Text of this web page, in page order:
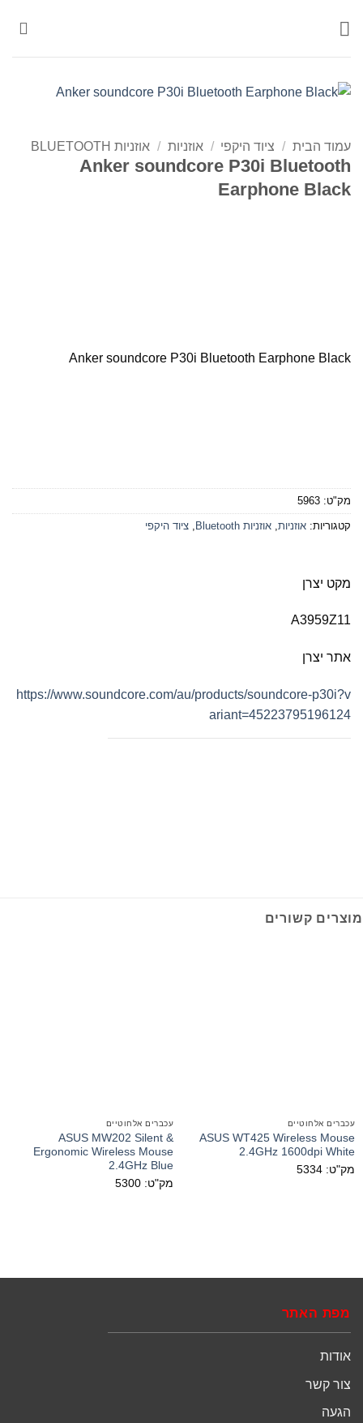
עמוד הבית / ציוד היקפי / אוזניות / אוזניות BLUETOOTH
Anker soundcore P30i Bluetooth
Earphone Black
Anker soundcore P30i Bluetooth Earphone Black
מק"ט: 5963
קטגוריות: אוזניות אוזניות Bluetooth ציוד היקפי
מקט יצרן
A3959Z11
אתר יצרן
https://www.soundcore.com/au/products/soundcore-p30i?v
ariant=45223795196124
מוצרים קשורים
עכברים אלחוטיים
ASUS WT425 Wireless Mouse
2.4GHz 1600dpi White
מק"ט: 5334
עכברים אלחוטיים
ASUS MW202 Silent &
Ergonomic Wireless Mouse
2.4GHz Blue
מק"ט: 5300
מפת האתר
אודות
צור קשר
הגעה